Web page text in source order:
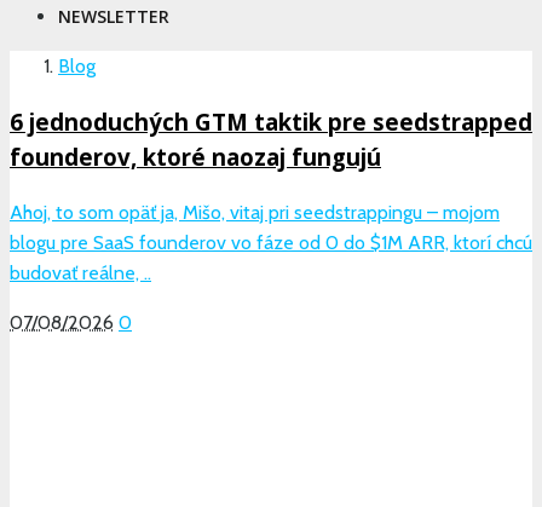
NEWSLETTER
Blog
6 jednoduchých GTM taktik pre seedstrapped
founderov, ktoré naozaj fungujú
Ahoj, to som opäť ja, Mišo, vitaj pri seedstrappingu – mojom
blogu pre SaaS founderov vo fáze od 0 do $1M ARR, ktorí chcú
budovať reálne, ..
07/08/2026 0